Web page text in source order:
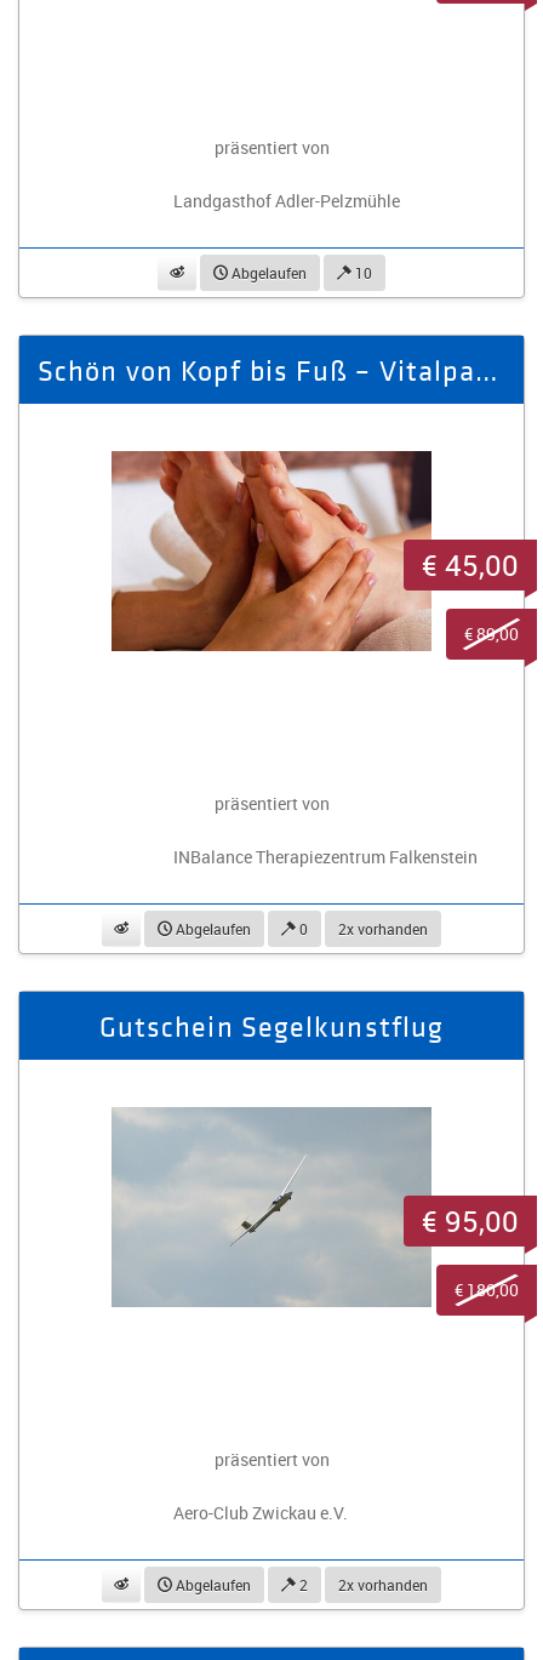
präsentiert von
Landgasthof Adler-Pelzmühle
beobachtenAbgelaufen 10
Schön von Kopf bis Fuß – Vitalpaket
präsentiert von
INBalance Therapiezentrum Falkenstein
beobachtenAbgelaufen 0 2x vorhanden
€ 45,00
€ 89,00
Gutschein Segelkunstflug
präsentiert von
Aero-Club Zwickau e.V.
beobachtenAbgelaufen 2 2x vorhanden
€ 95,00
€ 180,00